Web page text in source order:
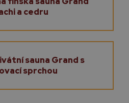
a cedru
sauna Grand s
sprchou